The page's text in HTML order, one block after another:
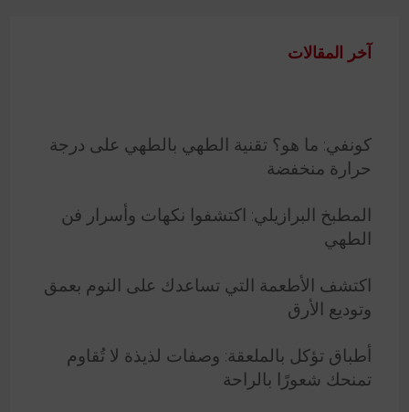
آخر المقالات
كونفي: ما هو؟ تقنية الطهي بالطهي على درجة
حرارة منخفضة
المطبخ البرازيلي: اكتشفوا نكهات وأسرار فن
الطهي
اكتشف الأطعمة التي تساعدك على النوم بعمق
وتوديع الأرق
أطباق تؤكل بالملعقة: وصفات لذيذة لا تُقاوم
تمنحك شعورًا بالراحة